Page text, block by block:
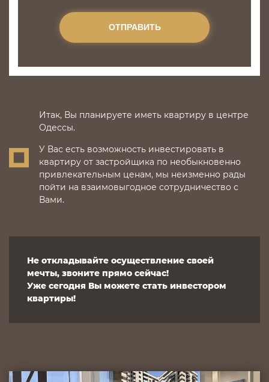
ОТПРАВИТЬ
Итак, Вы планируете иметь квартиру в центре
Одессы.
У Вас есть возможность инвестировать в
квартиру от застройщика по необыкновенно
привлекательным ценам, мы неизменно рады
пойти на взаимовыгодное сотрудничество с
Вами.
Не откладывайте осуществление своей
мечты, звоните прямо сейчас!
Уже сегодня Вы можете стать инвестором
квартиры!